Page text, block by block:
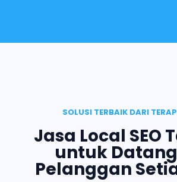
SOLUSI TERBAIK DARI
Jasa Local SEO
untuk
Pelanggan